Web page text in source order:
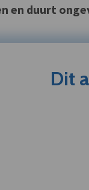
en duurt
Dit